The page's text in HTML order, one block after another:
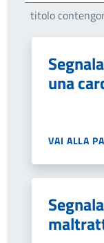
titolo
una
VAI ALLA